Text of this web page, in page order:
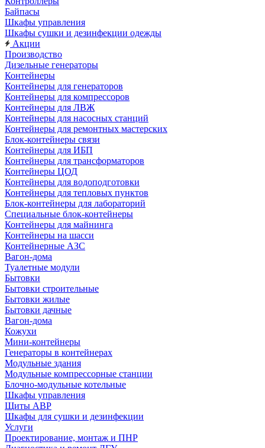
Байпасы
Шкафы управления
Шкафы сушки и дезинфекции одежды
Акции
Производство
Дизельные генераторы
Контейнеры
Контейнеры для генераторов
Контейнеры для компрессоров
Контейнеры для ЛВЖ
Контейнеры для насосных станций
Контейнеры для ремонтных мастерских
Блок-контейнеры связи
Контейнеры для ИБП
Контейнеры для трансформаторов
Контейнеры ЦОД
Контейнеры для водоподготовки
Контейнеры для тепловых пунктов
Блок-контейнеры для лабораторий
Специальные блок-контейнеры
Контейнеры для майнинга
Контейнеры на шасси
Контейнерные АЗС
Вагон-дома
Туалетные модули
Бытовки
Бытовки строительные
Бытовки жилые
Бытовки дачные
Вагон-дома
Кожухи
Мини-контейнеры
Генераторы в контейнерах
Модульные здания
Модульные компрессорные станции
Блочно-модульные котельные
Шкафы управления
Щиты АВР
Шкафы для сушки и дезинфекции
Услуги
Проектирование, монтаж и ПНР